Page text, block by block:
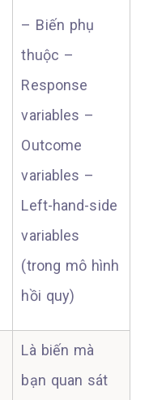
– Biến phụ
thuộc –
Response
variables –
Outcome
variables –
Left-hand-side
variables
(trong mô hình
hồi quy)
Là biến mà
bạn quan sát